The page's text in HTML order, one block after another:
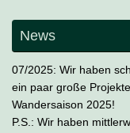
News
07/2025: Wir haben
ein paar große
Wandersaison 2025!
P.S.: Wir haben